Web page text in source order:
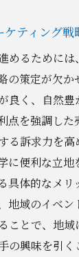
ティング戦
めるために
の策定が欠
良く、自然
点を強調し
る訴求力を
に便利な立地
具体的なメリ
地域のイベン
ことで、地域
の興味を引く